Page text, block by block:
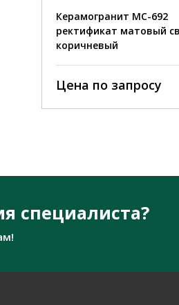
Керамогранит MC-692
ректификат матовый
коричневый
Цена по запросу
специалиста?